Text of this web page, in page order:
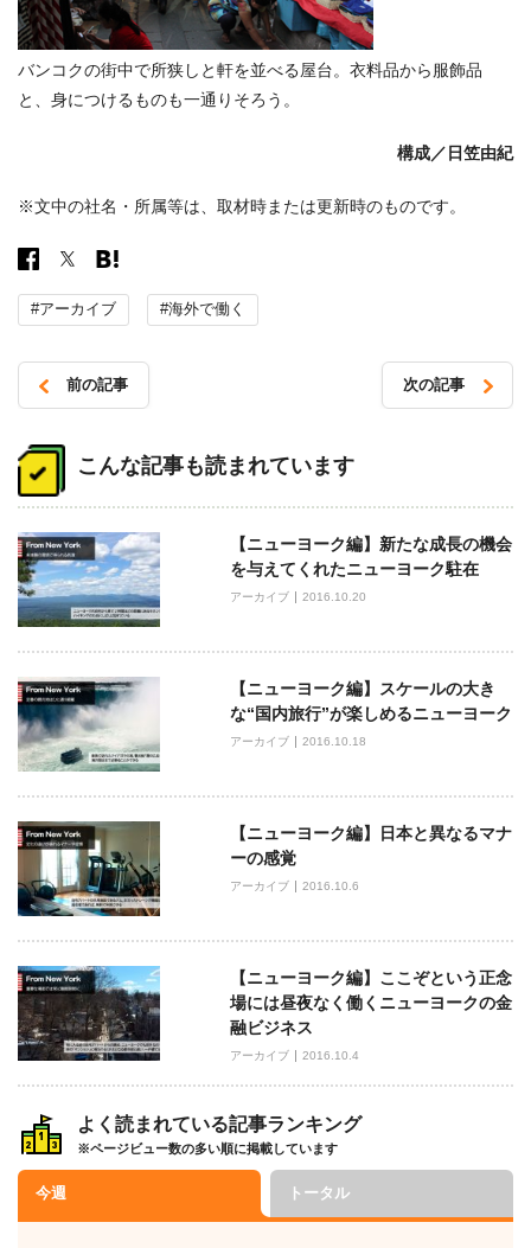
バンコクの街中で所狭しと軒を並べる屋台。衣料品から服飾品
と、身につけるものも一通りそろう。
構成／日笠由紀
※文中の社名・所属等は、取材時または更新時のものです。
#アーカイブ #海外で働く
稿
ナ
ゲ
ー
シ
ョ
ン
前の記事 次の記事
こんな記事も読まれています
【ニューヨーク編】新たな成長の機会
を与えてくれたニューヨーク駐在
アーカイブ 2016.10.20
【ニューヨーク編】スケールの大き
な“国内旅行”が楽しめるニューヨーク
アーカイブ 2016.10.18
【ニューヨーク編】日本と異なるマナ
ーの感覚
アーカイブ 2016.10.6
【ニューヨーク編】ここぞという正念
場には昼夜なく働くニューヨークの金
融ビジネス
アーカイブ 2016.10.4
よく読まれている記事ランキング
※ページビュー数の多い順に掲載しています
今週 トータル